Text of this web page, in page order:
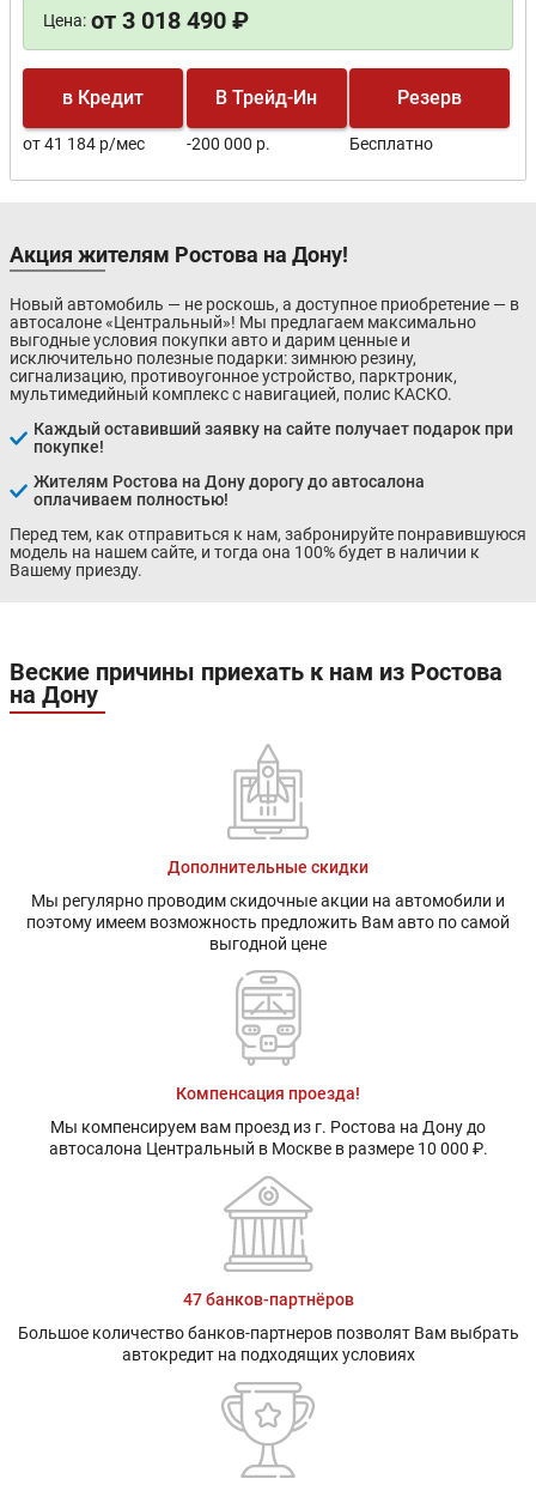
Цена: от 3 018 490 ₽
в Кредит
от 41 184 р/мес
В Трейд-Ин
-200 000 р.
Резерв
Бесплатно
Акция жителям Ростова на Дону!
Новый автомобиль — не роскошь, а доступное приобретение — в
автосалоне «Центральный»! Мы предлагаем максимально
выгодные условия покупки авто и дарим ценные и
исключительно полезные подарки: зимнюю резину,
сигнализацию, противоугонное устройство, парктроник,
мультимедийный комплекс с навигацией, полис КАСКО.
Каждый оставивший заявку на сайте получает подарок при
покупке!
Жителям Ростова на Дону дорогу до автосалона
оплачиваем полностью!
Перед тем, как отправиться к нам, забронируйте понравившуюся
модель на нашем сайте, и тогда она 100% будет в наличии к
Вашему приезду.
Веские причины приехать к нам из Ростова
на Дону
Дополнительные скидки
Мы регулярно проводим скидочные акции на автомобили и
поэтому имеем возможность предложить Вам авто по самой
выгодной цене
Компенсация проезда!
Мы компенсируем вам проезд из г. Ростова на Дону до
автосалона Центральный в Москве в размере 10 000 ₽.
47 банков-партнёров
Большое количество банков-партнеров позволят Вам выбрать
автокредит на подходящих условиях